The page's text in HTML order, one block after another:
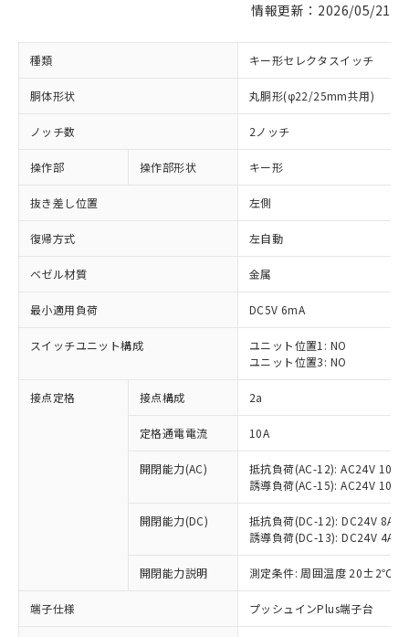
情報更新：2026/05/21
種類 キー形セレクタスイッチ
胴体形状 丸胴形(φ22/25mm共用)
ノッチ数 2ノッチ
操作部 操作部形状 キー形
抜き差し位置 左側
復帰方式 左自動
ベゼル材質 金属
最小適用負荷 DC5V 6mA
スイッチユニット構成
ユニット位置1: NO
ユニット位置3: NO
接点定格 接点構成 2a
定格通電電流 10A
開閉能力(AC)
抵抗負荷(AC-12): AC24V 10A/
誘導負荷(AC-15): AC24V
開閉能力(DC)
抵抗負荷(DC-12): DC24V 8A/
誘導負荷(DC-13): DC24V 4A/
開閉能力説明 測定条件: 周囲温度 20±2℃、
端子仕様 プッシュインPlus端子台
ご利用条件
以下の条件をお読みいただき、同意のうえ
対応済み：EU RoHS指令（10物質）の
非含有に対応した製品が提供可能な商品で
対応予定：EU RoHS指令（10物質）の非含
有に対応した製品に切り替える予定のある
対応予定なし：EU RoHS指令（10物質）の
非含有に非対応の商品で、対応品を出す予